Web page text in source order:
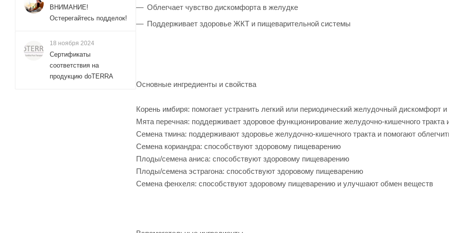
Облегчает чувство дискомфорта в желудке
Поддерживает здоровье ЖКТ и пищеварительной системы
Основные ингредиенты и свойства
Корень имбиря: помогает устранить легкий или периодический желудочный дискомфорт
Мята перечная: поддерживает здоровое функционирование желудочно-кишечного
Семена тмина: поддерживают здоровье желудочно-кишечного тракта и помогают
Семена кориандра: способствуют здоровому пищеварению
Плоды/семена аниса: способствуют здоровому пищеварению
Плоды/семена эстрагона: способствуют здоровому пищеварению
Семена фенхеля: способствуют здоровому пищеварению и улучшают обмен веществ
ВНИМАНИЕ!
Остерегайтесь подделок!
18 ноября 2024
Сертификаты
соответствия на
продукцию doTERRA